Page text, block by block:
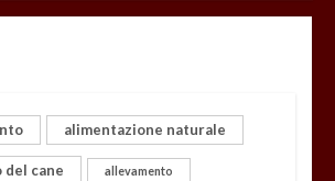
alimentazione naturale
del cane allevamento